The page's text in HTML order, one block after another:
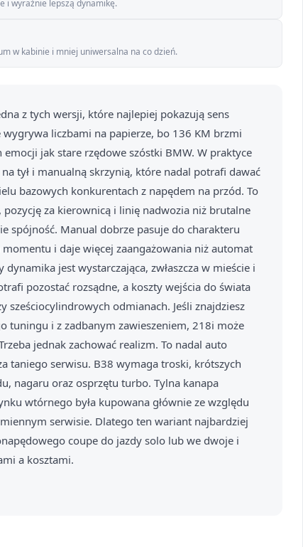
i wyraźnie lepszą dynamikę.
w kabinie i mniej uniwersalna na co dzień.
z tych wersji, które najlepiej pokazują sens
liczbami na papierze, bo 136 KM brzmi
jak stare rzędowe szóstki BMW. W praktyce
tył i manualną skrzynią, które nadal potrafi dawać
bazowych konkurentach z napędem na przód. To
za kierownicą i linię nadwozia niż brutalne
spójność. Manual dobrze pasuje do charakteru
i daje więcej zaangażowania niż automat
jest wystarczająca, zwłaszcza w mieście i
pozostać rozsądne, a koszty wejścia do świata
sześciocylindrowych odmianach. Jeśli znajdziesz
tuningu i z zadbanym zawieszeniem, 218i może
jednak zachować realizm. To nadal auto
taniego serwisu. B38 wymaga troski, krótszych
nagaru oraz osprzętu turbo. Tylna kanapa
wtórnego była kupowana głównie ze względu
serwisie. Dlatego ten wariant najbardziej
coupe do jazdy solo lub we dwoje i
a kosztami.